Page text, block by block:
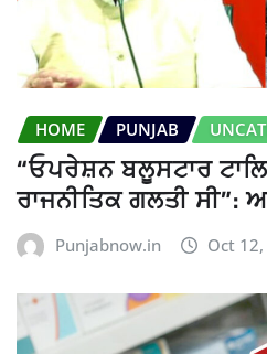
HOME PUNJAB
“ਓਪਰੇਸ਼ਨ ਬਲੂਸਟਾਰ
ਰਾਜਨੀਤਿਕ ਗਲਤੀ ਸੀ”:
Punjabnow.in Oct